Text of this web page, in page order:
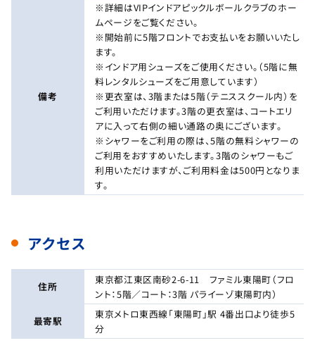
備考
※詳細はVIPインドアピックルボールクラブのホー
ムページをご覧ください。
※開始前に5階フロントでお支払いをお願いいたし
ます。
※インドア用シューズをご使用ください。（5階に無
料レンタルシューズをご用意しています）
※更衣室は、3階または5階（テニススクール内）を
ご利用いただけます。3階の更衣室は、コートエリ
アに入って右側の細い通路の奥にございます。
※シャワーをご利用の際は、5階の無料シャワーの
ご利用をおすすめいたします。3階のシャワーもご
利用いただけますが、ご利用料金は500円となりま
す。
アクセス
住所
東京都江東区南砂2-6-11 ファミル東陽町（フロ
ント：5階／コート：3階 パライーゾ東陽町内）
最寄駅
東京メトロ東西線「東陽町」駅 4番出口より徒歩5
分